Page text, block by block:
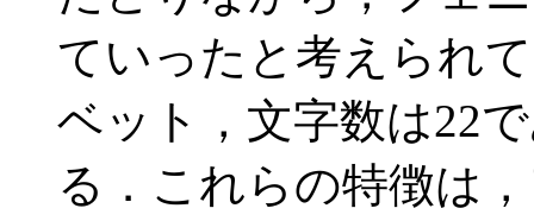
ていったと考えられ
ベット，文字数は22
る．これらの特徴は